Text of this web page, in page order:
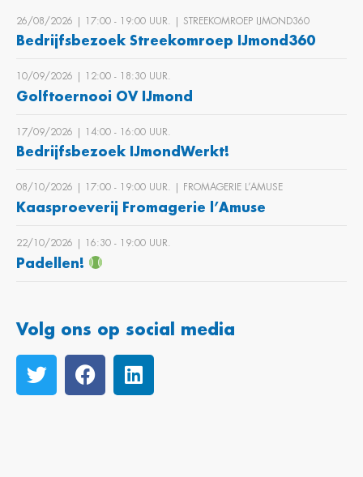
26/08/2026 | 17:00 ‐ 19:00 UUR. | STREEKOMROEP IJMOND360
Bedrijfsbezoek Streekomroep IJmond360
10/09/2026 | 12:00 ‐ 18:30 UUR.
Golftoernooi OV IJmond
17/09/2026 | 14:00 ‐ 16:00 UUR.
Bedrijfsbezoek IJmondWerkt!
08/10/2026 | 17:00 ‐ 19:00 UUR. | FROMAGERIE L’AMUSE
Kaasproeverij Fromagerie l’Amuse
22/10/2026 | 16:30 ‐ 19:00 UUR.
Padellen!
Volg ons op social media